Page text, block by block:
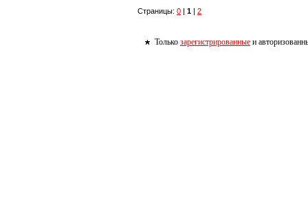
Страницы: 0 | 1 | 2
Только зарегистрированные и